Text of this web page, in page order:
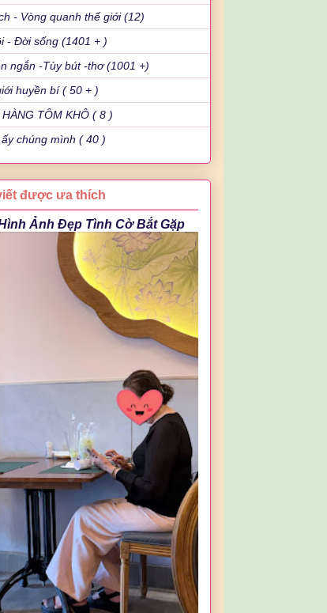
- Vòng quanh thế giới (12)
- Đời sống (1401 + )
ngắn -Tùy bút -thơ (1001 +)
huyền bí ( 50 + )
HÀNG TÔM KHÔ ( 8 )
chúng mình ( 40 )
được ưa thích
Ảnh Đẹp Tình Cờ Bắt Gặp